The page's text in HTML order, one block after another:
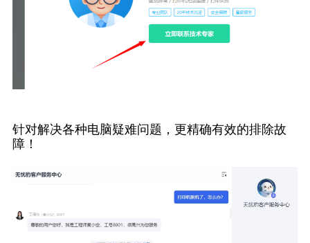
针对解决各种电脑疑难问题，更精确有效的排除故
障！